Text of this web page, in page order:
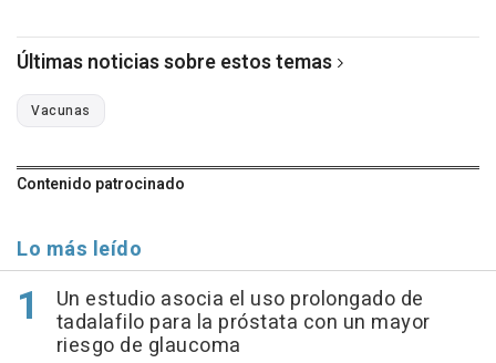
Últimas noticias sobre estos temas
Vacunas
Contenido patrocinado
Lo más leído
Un estudio asocia el uso prolongado de
tadalafilo para la próstata con un mayor
riesgo de glaucoma